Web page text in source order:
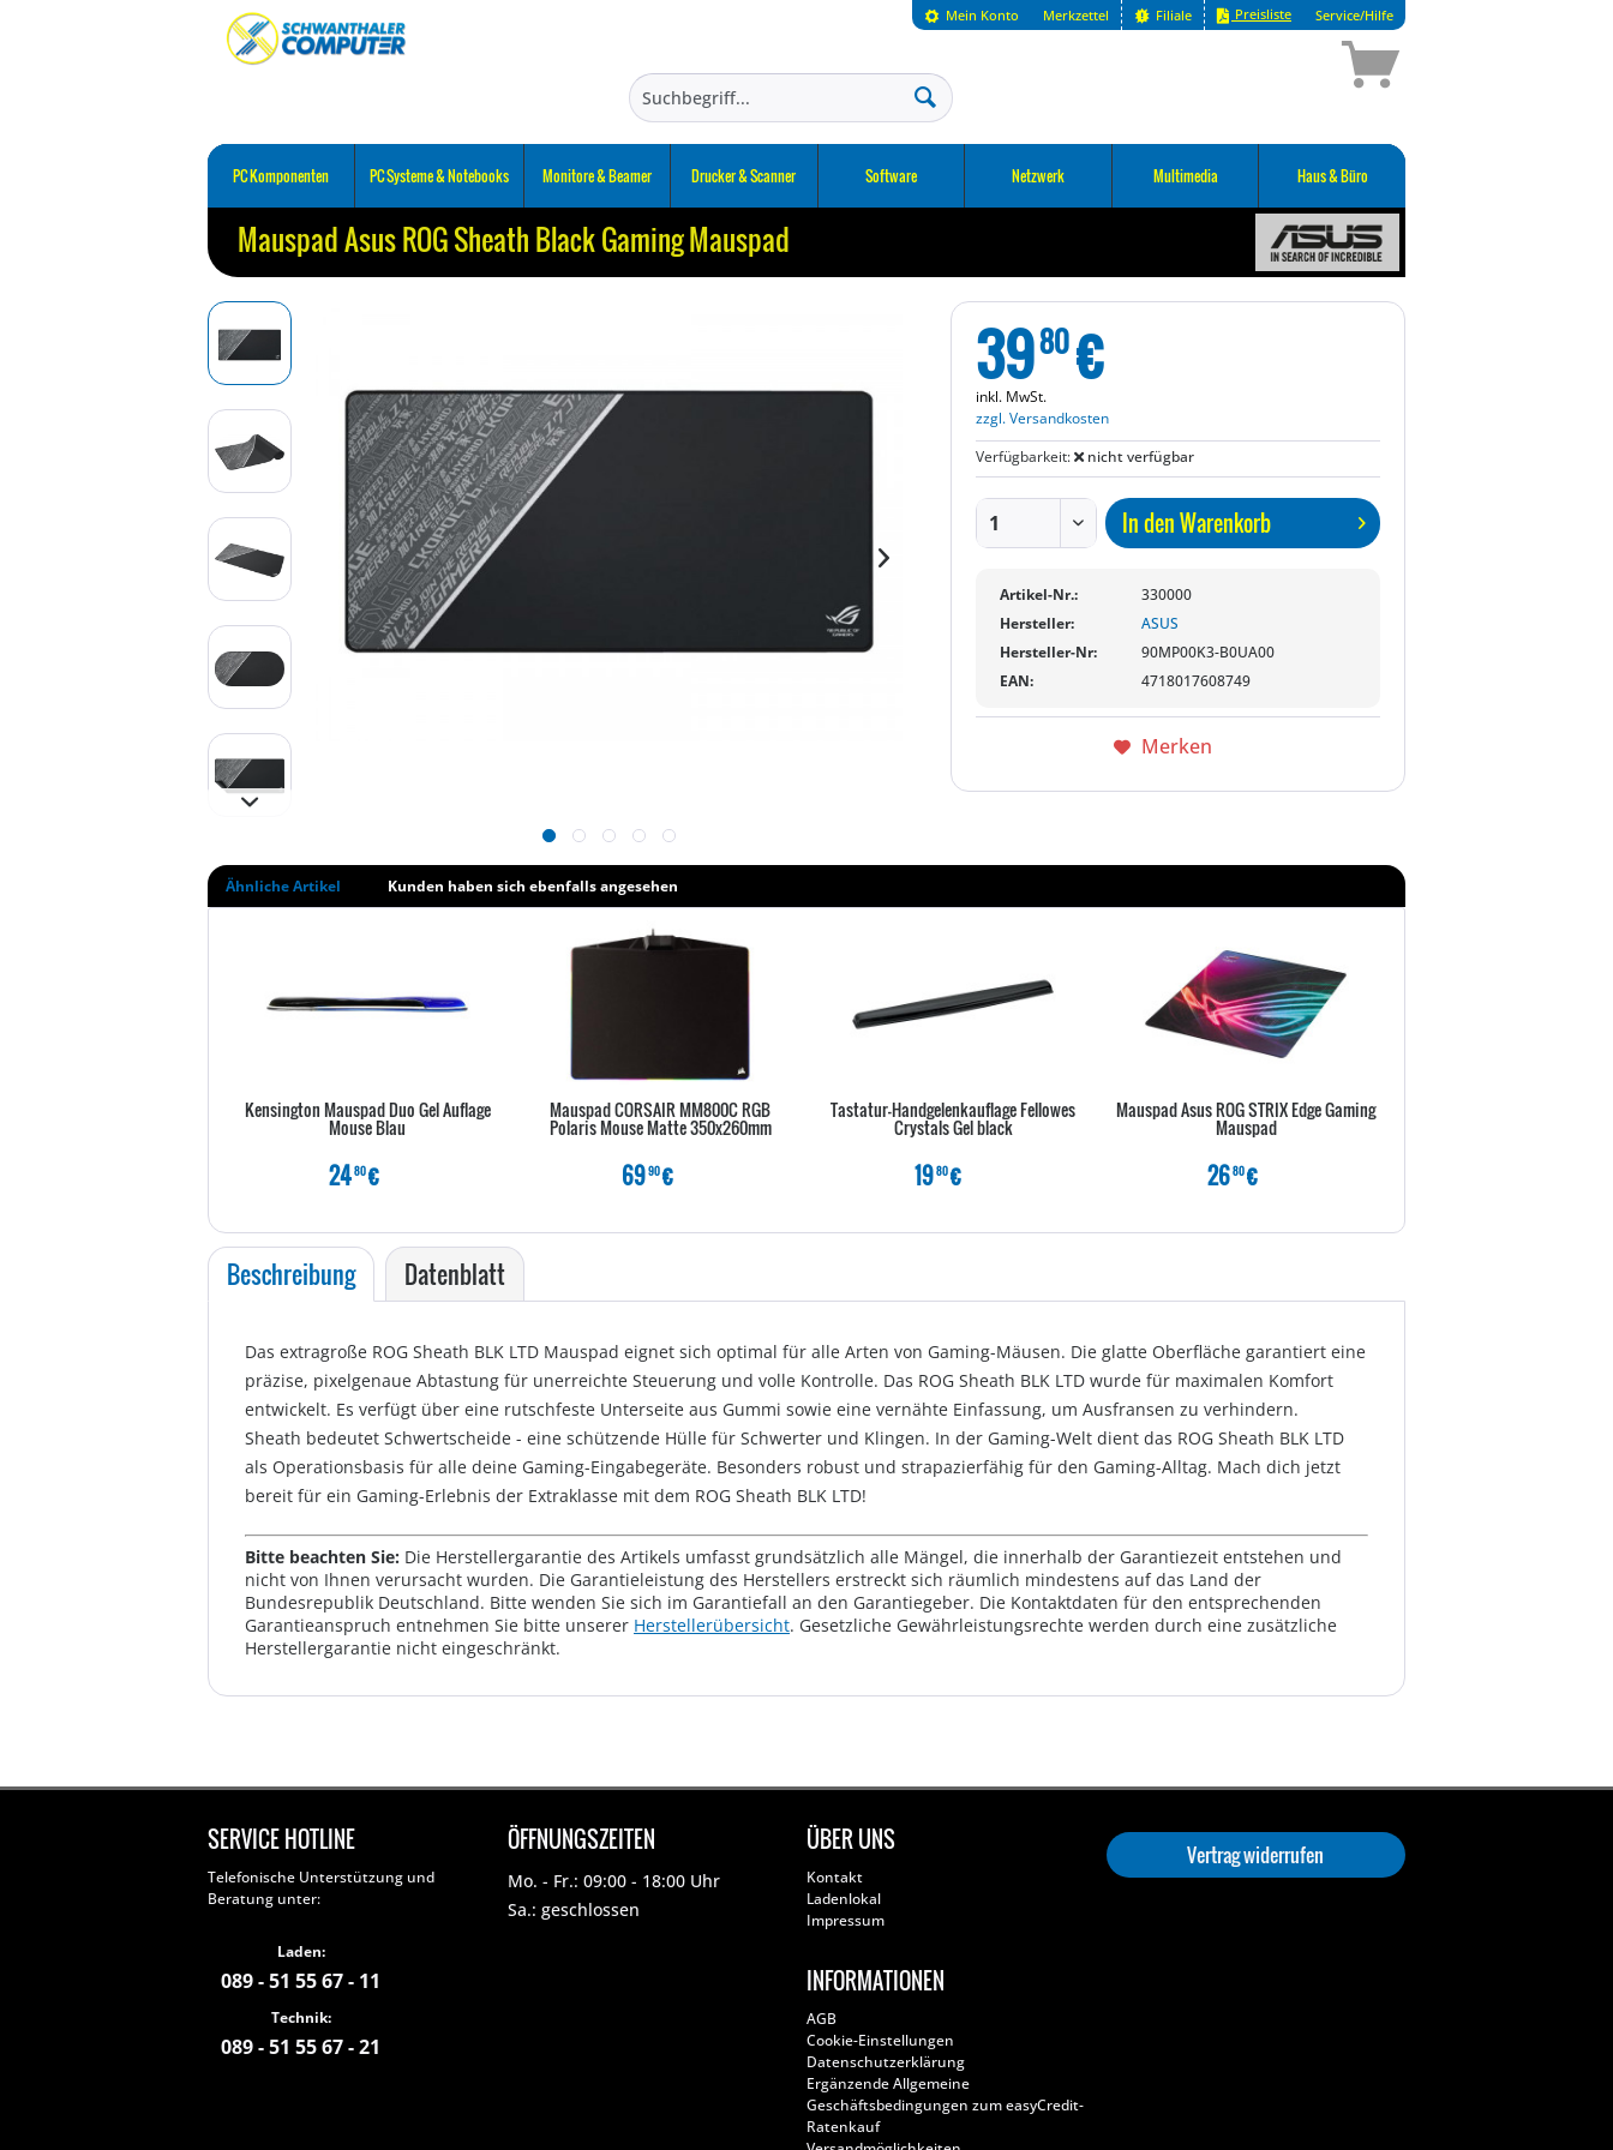
Mein Konto Merkzettel Filiale Preisliste Service/Hilfe
PC Komponenten PC Systeme & Notebooks Monitore & Beamer Drucker & Scanner Software Netzwerk Multimedia Haus & Büro
Mauspad Asus ROG Sheath Black Gaming Mauspad
3980€
inkl. MwSt.
zzgl. Versandkosten
Verfügbarkeit:
nicht verfügbar
In denWarenkorb
Artikel-Nr.:
330000
Hersteller:
ASUS
Hersteller-Nr:
90MP00K3-B0UA00
EAN:
4718017608749
Merken
Ähnliche Artikel Kunden haben sich ebenfalls angesehen
Kensington Mauspad Duo Gel Auflage
Mouse Blau
2480€
Mauspad CORSAIR MM800C RGB
Polaris Mouse Matte 350x260mm
6990€
Tastatur-Handgelenkauflage Fellowes
Crystals Gel black
1980€
Mauspad Asus ROG STRIX Edge Gaming
Mauspad
2680€
Beschreibung Datenblatt
Das extragroße ROG Sheath BLK LTD Mauspad eignet sich optimal für alle Arten von Gaming-Mäusen. Die glatte Oberfläche garantiert eine
präzise, pixelgenaue Abtastung für unerreichte Steuerung und volle Kontrolle. Das ROG Sheath BLK LTD wurde für maximalen Komfort
entwickelt. Es verfügt über eine rutschfeste Unterseite aus Gummi sowie eine vernähte Einfassung, um Ausfransen zu verhindern.
Sheath bedeutet Schwertscheide - eine schützende Hülle für Schwerter und Klingen. In der Gaming-Welt dient das ROG Sheath BLK LTD
als Operationsbasis für alle deine Gaming-Eingabegeräte. Besonders robust und strapazierfähig für den Gaming-Alltag. Mach dich jetzt
bereit für ein Gaming-Erlebnis der Extraklasse mit dem ROG Sheath BLK LTD!
Bitte beachten Sie: Die Herstellergarantie des Artikels umfasst grundsätzlich alle Mängel, die innerhalb der Garantiezeit entstehen und
nicht von Ihnen verursacht wurden. Die Garantieleistung des Herstellers erstreckt sich räumlich mindestens auf das Land der
Bundesrepublik Deutschland. Bitte wenden Sie sich im Garantiefall an den Garantiegeber. Die Kontaktdaten für den entsprechenden
Garantieanspruch entnehmen Sie bitte unserer Herstellerübersicht. Gesetzliche Gewährleistungsrechte werden durch eine zusätzliche
Herstellergarantie nicht eingeschränkt.
SERVICE HOTLINE
Telefonische Unterstützung und
Beratung unter:
Laden:
089 - 51 55 67 - 11
Technik:
089 - 51 55 67 - 21
ÖFFNUNGSZEITEN
Mo. - Fr.: 09:00 - 18:00 Uhr
Sa.: geschlossen
ÜBER UNS
Kontakt
Ladenlokal
Impressum
INFORMATIONEN
AGB
Cookie-Einstellungen
Datenschutzerklärung
Ergänzende Allgemeine
Geschäftsbedingungen zum easyCredit-
Ratenkauf
Vertrag widerrufen